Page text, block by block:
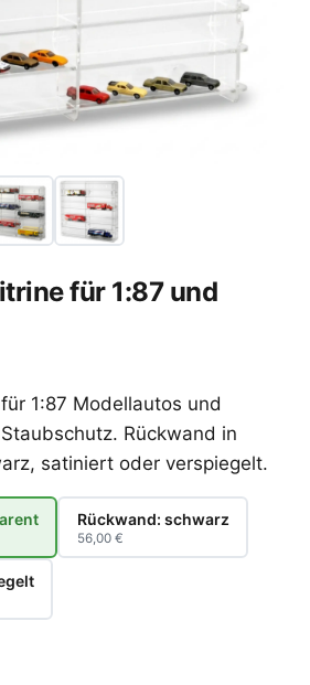
für 1:87 und
1:87 Modellautos und
Rückwand in
satiniert oder verspiegelt.
Rückwand: schwarz
56,00 €